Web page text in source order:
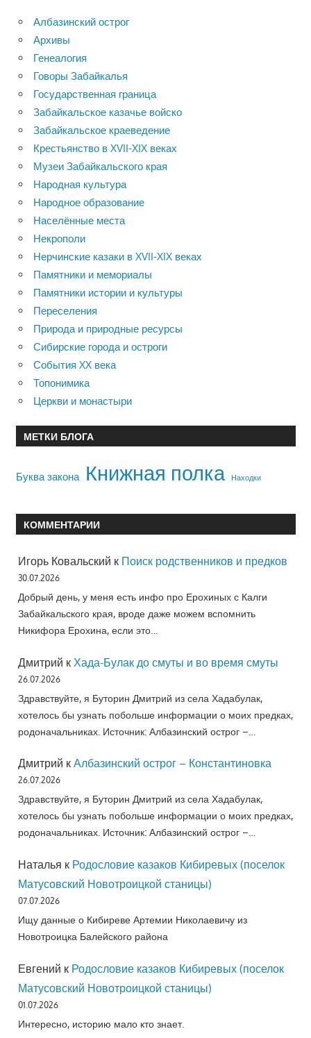
Албазинский острог
Архивы
Генеалогия
Говоры Забайкалья
Государственная граница
Забайкальское казачье войско
Забайкальское краеведение
Крестьянство в XVII-XIX веках
Музеи Забайкальского края
Народная культура
Народное образование
Населённые места
Некрополи
Нерчинские казаки в XVII-XIX веках
Памятники и мемориалы
Памятники истории и культуры
Переселения
Природа и природные ресурсы
Сибирские города и остроги
События XX века
Топонимика
Церкви и монастыри
МЕТКИ БЛОГА
Буква закона Книжная полка Находки
КОММЕНТАРИИ
Игорь Ковальский к Поиск родственников и предков
30.07.2026
Добрый день, у меня есть инфо про Ерохиных с Калги
Забайкальского края, вроде даже можем вспомнить
Никифора Ерохина, если это…
Дмитрий к Хада-Булак до смуты и во время смуты
26.07.2026
Здравствуйте, я Буторин Дмитрий из села Хадабулак,
хотелось бы узнать побольше информации о моих предках,
родоначальниках. Источник: Албазинский острог –…
Дмитрий к Албазинский острог – Константиновка
26.07.2026
Здравствуйте, я Буторин Дмитрий из села Хадабулак,
хотелось бы узнать побольше информации о моих предках,
родоначальниках. Источник: Албазинский острог –…
Наталья к Родословие казаков Кибиревых (поселок
Матусовский Новотроицкой станицы)
07.07.2026
Ищу данные о Кибиреве Артемии Николаевичу из
Новотроицка Балейского района
Евгений к Родословие казаков Кибиревых (поселок
Матусовский Новотроицкой станицы)
01.07.2026
Интересно, историю мало кто знает.